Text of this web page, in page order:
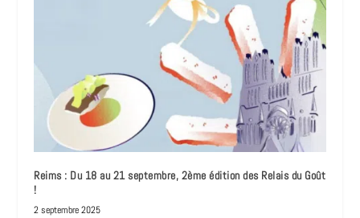
Reims : Du 18 au 21 septembre, 2ème édition des Relais du Goût
!
2 septembre 2025